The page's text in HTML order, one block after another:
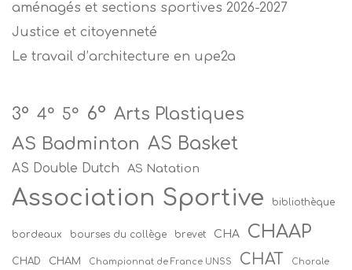
aménagés et sections sportives 2026-2027
Justice et citoyenneté
Le travail d’architecture en upe2a
3° 4° 5° 6° Arts Plastiques
AS Badminton AS Basket
AS Double Dutch AS Natation
Association Sportive bibliothèque
bordeaux bourses du collège brevet CHA CHAAP
CHAD CHAM Championnat de France UNSS CHAT Chorale